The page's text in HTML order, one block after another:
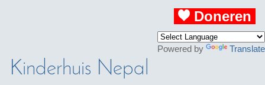
Doneren
Powered by Translate
Kinderhuis Nepal